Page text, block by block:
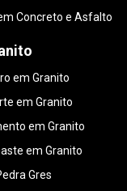
Concreto e Asfalto
em Granito
em Granito
em Granito
em Granito
Gres